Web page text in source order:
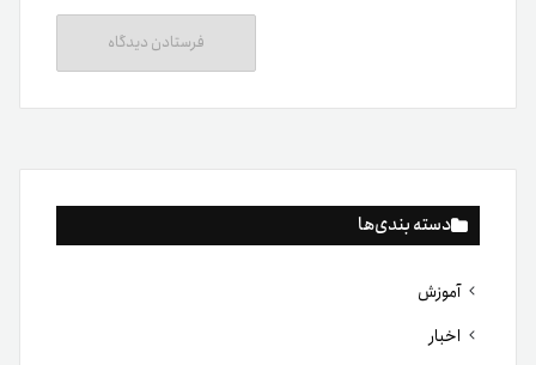
دسته بندی‌ها
آموزش
اخبار